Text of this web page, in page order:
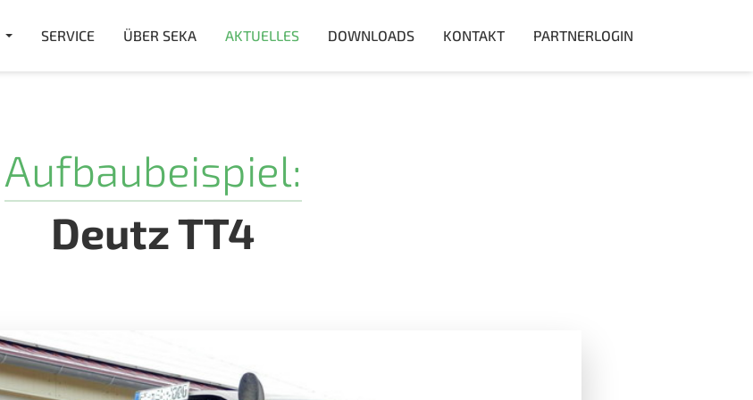
SERVICE ÜBER SEKA AKTUELLES DOWNLOADS KONTAKT PARTNERLOGIN
Aufbaubeispiel:
Deutz TT4